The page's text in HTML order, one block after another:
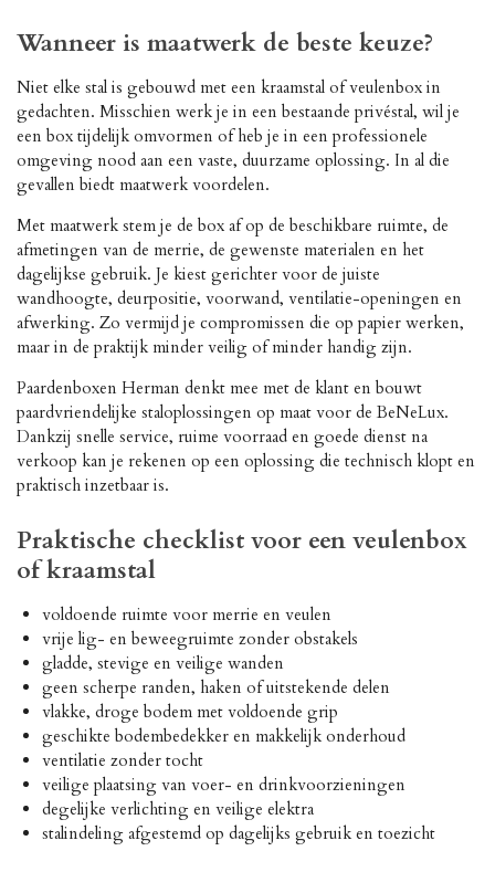
Wanneer is maatwerk de beste keuze?
Niet elke stal is gebouwd met een kraamstal of veulenbox in
gedachten. Misschien werk je in een bestaande privéstal, wil je
een box tijdelijk omvormen of heb je in een professionele
omgeving nood aan een vaste, duurzame oplossing. In al die
gevallen biedt maatwerk voordelen.
Met maatwerk stem je de box af op de beschikbare ruimte, de
afmetingen van de merrie, de gewenste materialen en het
dagelijkse gebruik. Je kiest gerichter voor de juiste
wandhoogte, deurpositie, voorwand, ventilatie-openingen en
afwerking. Zo vermijd je compromissen die op papier werken,
maar in de praktijk minder veilig of minder handig zijn.
Paardenboxen Herman denkt mee met de klant en bouwt
paardvriendelijke staloplossingen op maat voor de BeNeLux.
Dankzij snelle service, ruime voorraad en goede dienst na
verkoop kan je rekenen op een oplossing die technisch klopt en
praktisch inzetbaar is.
Praktische checklist voor een veulenbox
of kraamstal
voldoende ruimte voor merrie en veulen
vrije lig- en beweegruimte zonder obstakels
gladde, stevige en veilige wanden
geen scherpe randen, haken of uitstekende delen
vlakke, droge bodem met voldoende grip
geschikte bodembedekker en makkelijk onderhoud
ventilatie zonder tocht
veilige plaatsing van voer- en drinkvoorzieningen
degelijke verlichting en veilige elektra
stalindeling afgestemd op dagelijks gebruik en toezicht